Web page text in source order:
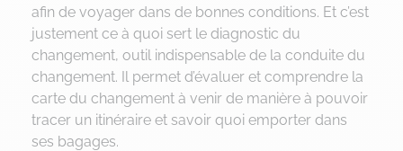
afin de voyager dans de bonnes conditions. Et c’est
justement ce à quoi sert le diagnostic du
changement, outil indispensable de la conduite du
changement. Il permet d’évaluer et comprendre la
carte du changement à venir de manière à pouvoir
tracer un itinéraire et savoir quoi emporter dans
ses bagages.